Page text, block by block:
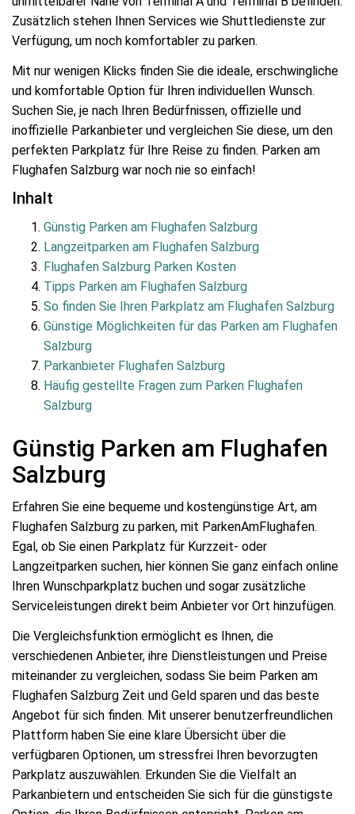
Zusätzlich stehen Ihnen Services wie Shuttledienste zur
Verfügung, um noch komfortabler zu parken.
Mit nur wenigen Klicks finden Sie die ideale, erschwingliche
und komfortable Option für Ihren individuellen Wunsch.
Suchen Sie, je nach Ihren Bedürfnissen, offizielle und
inoffizielle Parkanbieter und vergleichen Sie diese, um den
perfekten Parkplatz für Ihre Reise zu finden. Parken am
Flughafen Salzburg war noch nie so einfach!
Inhalt
Günstig Parken am Flughafen Salzburg
Langzeitparken am Flughafen Salzburg
Flughafen Salzburg Parken Kosten
Tipps Parken am Flughafen Salzburg
So finden Sie Ihren Parkplatz am Flughafen Salzburg
Günstige Möglichkeiten für das Parken am Flughafen
Salzburg
Parkanbieter Flughafen Salzburg
Häufig gestellte Fragen zum Parken Flughafen
Salzburg
Günstig Parken am Flughafen
Salzburg
Erfahren Sie eine bequeme und kostengünstige Art, am
Flughafen Salzburg zu parken, mit ParkenAmFlughafen.
Egal, ob Sie einen Parkplatz für Kurzzeit- oder
Langzeitparken suchen, hier können Sie ganz einfach online
Ihren Wunschparkplatz buchen und sogar zusätzliche
Serviceleistungen direkt beim Anbieter vor Ort hinzufügen.
Die Vergleichsfunktion ermöglicht es Ihnen, die
verschiedenen Anbieter, ihre Dienstleistungen und Preise
miteinander zu vergleichen, sodass Sie beim Parken am
Flughafen Salzburg Zeit und Geld sparen und das beste
Angebot für sich finden. Mit unserer benutzerfreundlichen
Plattform haben Sie eine klare Übersicht über die
verfügbaren Optionen, um stressfrei Ihren bevorzugten
Parkplatz auszuwählen. Erkunden Sie die Vielfalt an
Parkanbietern und entscheiden Sie sich für die günstigste